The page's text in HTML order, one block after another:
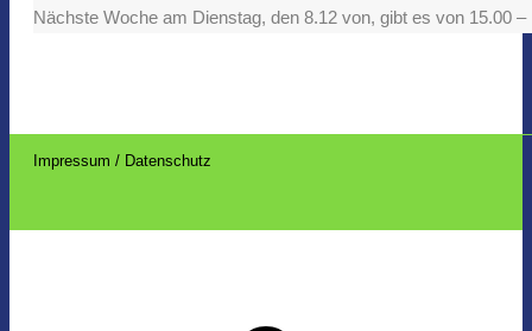
Nächste Woche am Dienstag, den 8.12 von, gibt es von 15.00
Impressum / Datenschutz